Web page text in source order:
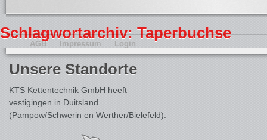
Schlagwortarchiv: Taperbuchse
Unsere Standorte
KTS Kettentechnik GmbH heeft
vestigingen in Duitsland
(Pampow/Schwerin en Werther/Bielefeld).
AGB Impressum Login